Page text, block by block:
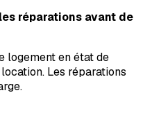
réparations avant de
logement en état de
Les réparations